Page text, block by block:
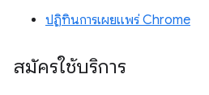
ปฏิทินการเผยแพร่ Chrome
สมัครใช้บริการ